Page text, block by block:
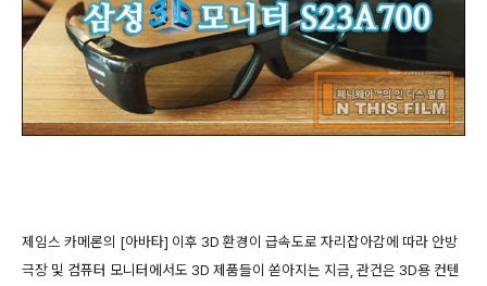
제임스 카메론의 [아바타] 이후 3D 환경이 급속도로 자리잡아감에 따라 안방
극장 및 컴퓨터 모니터에서도 3D 제품들이 쏟아지는 지금, 관건은 3D용 컨텐